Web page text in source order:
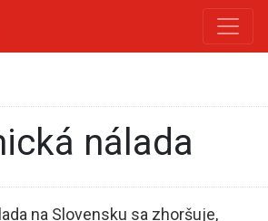
nálada